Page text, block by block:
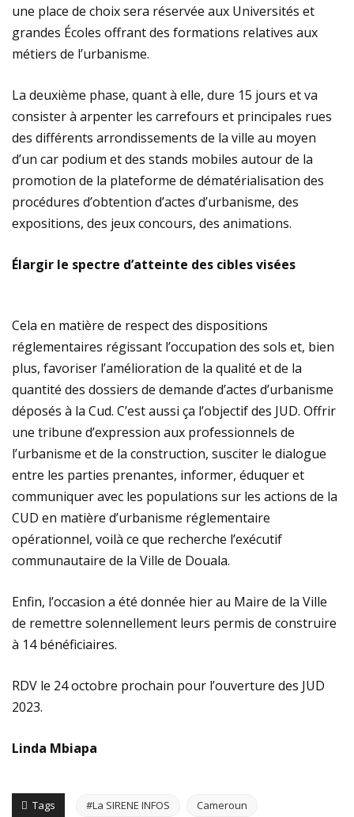
une place de choix sera réservée aux Universités et
grandes Écoles offrant des formations relatives aux
métiers de l’urbanisme.
La deuxième phase, quant à elle, dure 15 jours et va
consister à arpenter les carrefours et principales rues
des différents arrondissements de la ville au moyen
d’un car podium et des stands mobiles autour de la
promotion de la plateforme de dématérialisation des
procédures d’obtention d’actes d’urbanisme, des
expositions, des jeux concours, des animations.
Élargir le spectre d’atteinte des cibles visées
Cela en matière de respect des dispositions
réglementaires régissant l’occupation des sols et, bien
plus, favoriser l’amélioration de la qualité et de la
quantité des dossiers de demande d’actes d’urbanisme
déposés à la Cud. C’est aussi ça l’objectif des JUD. Offrir
une tribune d’expression aux professionnels de
l’urbanisme et de la construction, susciter le dialogue
entre les parties prenantes, informer, éduquer et
communiquer avec les populations sur les actions de la
CUD en matière d’urbanisme réglementaire
opérationnel, voilà ce que recherche l’exécutif
communautaire de la Ville de Douala.
Enfin, l’occasion a été donnée hier au Maire de la Ville
de remettre solennellement leurs permis de construire
à 14 bénéficiaires.
RDV le 24 octobre prochain pour l’ouverture des JUD
2023.
Linda Mbiapa
Tags #La SIRENE INFOS Cameroun